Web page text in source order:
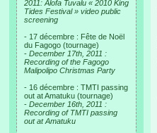
2011: Alofa Tuvalu « 2010 King
Tides Festival » video public
screening
- 17 décembre : Fête de Noël
du Fagogo (tournage)
- December 17th, 2011 :
Recording of the Fagogo
Malipolipo Christmas Party
- 16 décembre : TMTI passing
out at Amatuku (tournage)
- December 16th, 2011 :
Recording of TMTI passing
out at Amatuku